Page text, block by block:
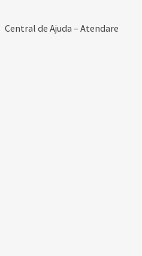
Central de Ajuda – Atendare